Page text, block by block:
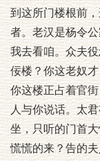
到这所门楼根前
者。老汉是杨令
我去看咱。众夫
佞楼？你这老奴
你这楼正占着官
人与你说话。太
坐，只听的门首
慌慌的来？告的